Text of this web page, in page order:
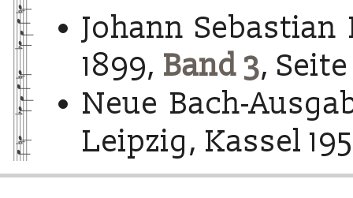
Johann Sebastian
1899, Band 3, Seite
Neue Bach-
Leipzig, Kassel